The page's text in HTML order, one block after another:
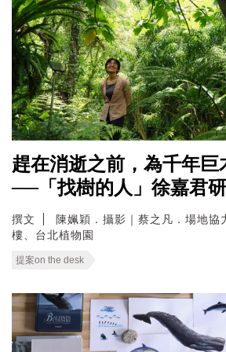
趕在消逝之前，為千年巨
──「找樹的人」徐嘉君
撰文
陳姵穎．攝影｜蔡之凡．場地協
樓、台北植物園
提案on the desk